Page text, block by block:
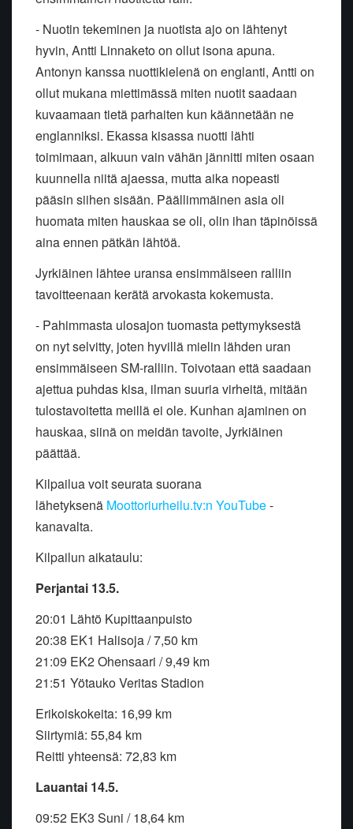
- Nuotin tekeminen ja nuotista ajo on lähtenyt
hyvin, Antti Linnaketo on ollut isona apuna.
Antonyn kanssa nuottikielenä on englanti, Antti on
ollut mukana miettimässä miten nuotit saadaan
kuvaamaan tietä parhaiten kun käännetään ne
englanniksi. Ekassa kisassa nuotti lähti
toimimaan, alkuun vain vähän jännitti miten osaan
kuunnella niitä ajaessa, mutta aika nopeasti
pääsin siihen sisään. Päällimmäinen asia oli
huomata miten hauskaa se oli, olin ihan täpinöissä
aina ennen pätkän lähtöä.
Jyrkiäinen lähtee uransa ensimmäiseen ralliin
tavoitteenaan kerätä arvokasta kokemusta.
- Pahimmasta ulosajon tuomasta pettymyksestä
on nyt selvitty, joten hyvillä mielin lähden uran
ensimmäiseen SM-ralliin. Toivotaan että saadaan
ajettua puhdas kisa, ilman suuria virheitä, mitään
tulostavoitetta meillä ei ole. Kunhan ajaminen on
hauskaa, siinä on meidän tavoite, Jyrkiäinen
päättää.
Kilpailua voit seurata suorana
lähetyksenä Moottoriurheilu.tv:n YouTube-
kanavalta.
Kilpailun aikataulu:
Perjantai 13.5.
20:01 Lähtö Kupittaanpuisto
20:38 EK1 Halisoja / 7,50 km
21:09 EK2 Ohensaari / 9,49 km
21:51 Yötauko Veritas Stadion
Erikoiskokeita: 16,99 km
Siirtymiä: 55,84 km
Reitti yhteensä: 72,83 km
Lauantai 14.5.
09:52 EK3 Suni / 18,64 km